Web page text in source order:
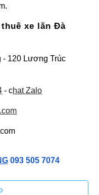
xe lăn Đà
120 Lương Trúc
- chat Zalo
093 505 7074